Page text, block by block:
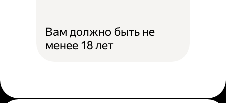
Вам должно быть не
менее 18 лет